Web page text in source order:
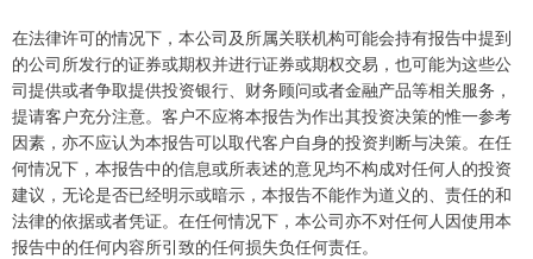
在法律许可的情况下，本公司及所属关联机构可能会持有报告中提到
的公司所发行的证券或期权并进行证券或期权交易，也可能为这些公
司提供或者争取提供投资银行、财务顾问或者金融产品等相关服务，
提请客户充分注意。客户不应将本报告为作出其投资决策的惟一参考
因素，亦不应认为本报告可以取代客户自身的投资判断与决策。在任
何情况下，本报告中的信息或所表述的意见均不构成对任何人的投资
建议，无论是否已经明示或暗示，本报告不能作为道义的、责任的和
法律的依据或者凭证。在任何情况下，本公司亦不对任何人因使用本
报告中的任何内容所引致的任何损失负任何责任。